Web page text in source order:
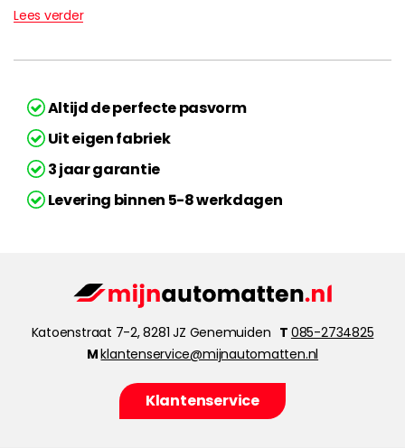
Lees verder
Altijd de perfecte pasvorm
Uit eigen fabriek
3 jaar garantie
Levering binnen 5-8 werkdagen
Katoenstraat 7-2, 8281 JZ Genemuiden T 085-2734825
Mklantenservice@mijnautomatten.nl
Klantenservice